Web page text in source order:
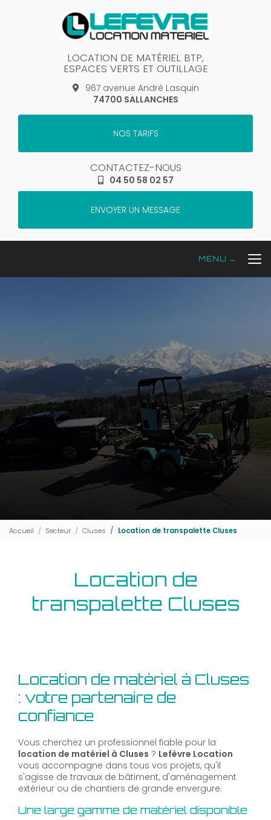
LOCATION DE MATÉRIEL BTP,
ESPACES VERTS ET OUTILLAGE
967 avenue André Lasquin
74700 SALLANCHES
NOS TARIFS
CONTACTEZ-NOUS
04 50 58 02 57
ENVOYER UN MESSAGE
Accueil Secteur Cluses Location de transpalette Cluses
Location de
transpalette Cluses
Location de matériel à Cluses
: votre partenaire de
confiance
Vous cherchez un professionnel fiable pour la
location de matériel à Cluses ? Lefèvre Location
vous accompagne dans tous vos projets, qu'il
s'agisse de travaux de bâtiment, d'aménagement
extérieur ou de chantiers de grande envergure.
Une large gamme de matériel disponible